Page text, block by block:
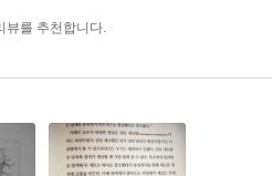
좋게 보이지 않는다.”(275쪽)
폭넓은 토론을 진행했다. 이 책의
뷰를 추천합니다.